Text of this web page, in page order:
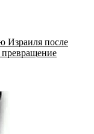
Израиля после